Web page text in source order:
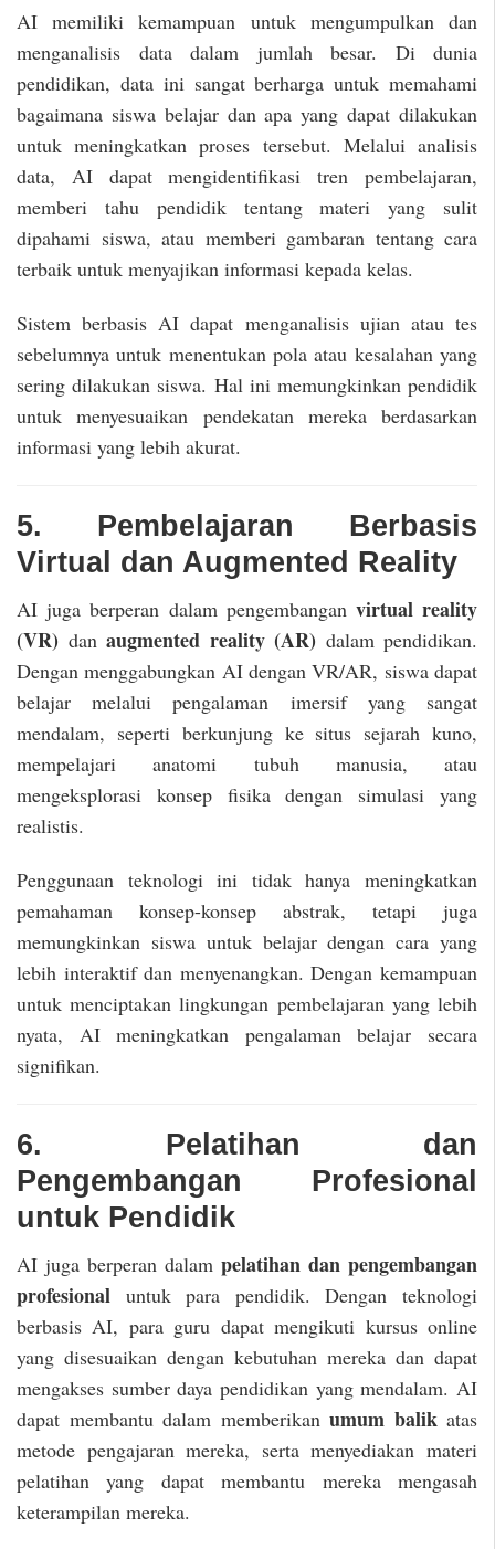
AI memiliki kemampuan untuk mengumpulkan dan
menganalisis data dalam jumlah besar. Di dunia
pendidikan, data ini sangat berharga untuk memahami
bagaimana siswa belajar dan apa yang dapat dilakukan
untuk meningkatkan proses tersebut. Melalui analisis
data, AI dapat mengidentifikasi tren pembelajaran,
memberi tahu pendidik tentang materi yang sulit
dipahami siswa, atau memberi gambaran tentang cara
terbaik untuk menyajikan informasi kepada kelas.
Sistem berbasis AI dapat menganalisis ujian atau tes
sebelumnya untuk menentukan pola atau kesalahan yang
sering dilakukan siswa. Hal ini memungkinkan pendidik
untuk menyesuaikan pendekatan mereka berdasarkan
informasi yang lebih akurat.
5. Pembelajaran Berbasis
Virtual dan Augmented Reality
AI juga berperan dalam pengembangan virtual reality
(VR) dan augmented reality (AR) dalam pendidikan.
Dengan menggabungkan AI dengan VR/AR, siswa dapat
belajar melalui pengalaman imersif yang sangat
mendalam, seperti berkunjung ke situs sejarah kuno,
mempelajari anatomi tubuh manusia, atau
mengeksplorasi konsep fisika dengan simulasi yang
realistis.
Penggunaan teknologi ini tidak hanya meningkatkan
pemahaman konsep-konsep abstrak, tetapi juga
memungkinkan siswa untuk belajar dengan cara yang
lebih interaktif dan menyenangkan. Dengan kemampuan
untuk menciptakan lingkungan pembelajaran yang lebih
nyata, AI meningkatkan pengalaman belajar secara
signifikan.
6. Pelatihan dan
Pengembangan Profesional
untuk Pendidik
AI juga berperan dalam pelatihan dan pengembangan
profesional untuk para pendidik. Dengan teknologi
berbasis AI, para guru dapat mengikuti kursus online
yang disesuaikan dengan kebutuhan mereka dan dapat
mengakses sumber daya pendidikan yang mendalam. AI
dapat membantu dalam memberikan umum balikatas
metode pengajaran mereka, serta menyediakan materi
pelatihan yang dapat membantu mereka mengasah
keterampilan mereka.